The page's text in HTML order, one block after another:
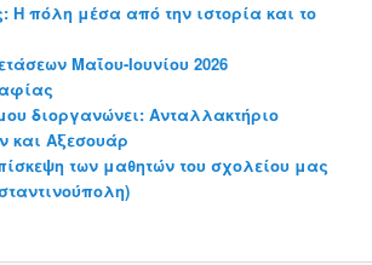
Η πόλη μέσα από την ιστορία και το
Μαΐου-Ιουνίου 2026
διοργανώνει: Ανταλλακτήριο
και Αξεσουάρ
των μαθητών του σχολείου μας